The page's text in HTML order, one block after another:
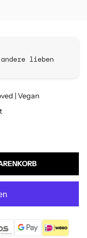
lieben
| Vegan